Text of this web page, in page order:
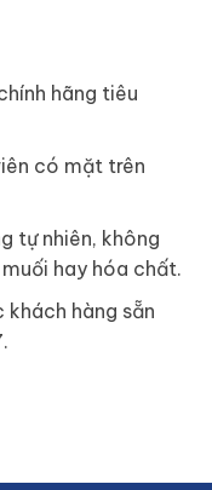
hãng tiêu
có mặt trên
tự nhiên, không
hay hóa chất.
khách hàng sẵn